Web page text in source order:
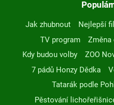
Jak zhubnout Nejlepší
TV program
Změna
Kdy budou volby
ZOO
7 pádů Honzy Dědka
Tatarák podle
Pěstování